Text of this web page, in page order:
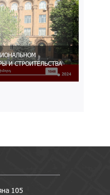
И СТРОИТЕЛЬСТВА
105